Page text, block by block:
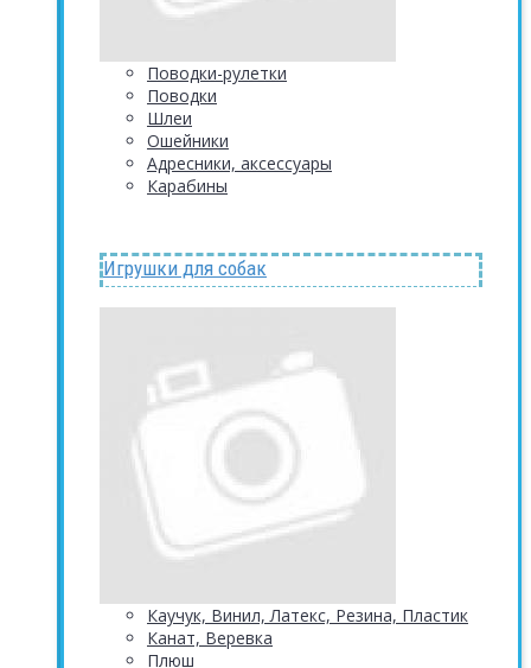
Поводки-рулетки
Поводки
Шлеи
Ошейники
Адресники, аксессуары
Карабины
Игрушки для собак
Каучук, Винил, Латекс, Резина, Пластик
Канат, Веревка
Плюш